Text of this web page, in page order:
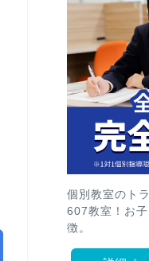
個別教室のト
607教室！お
徴。